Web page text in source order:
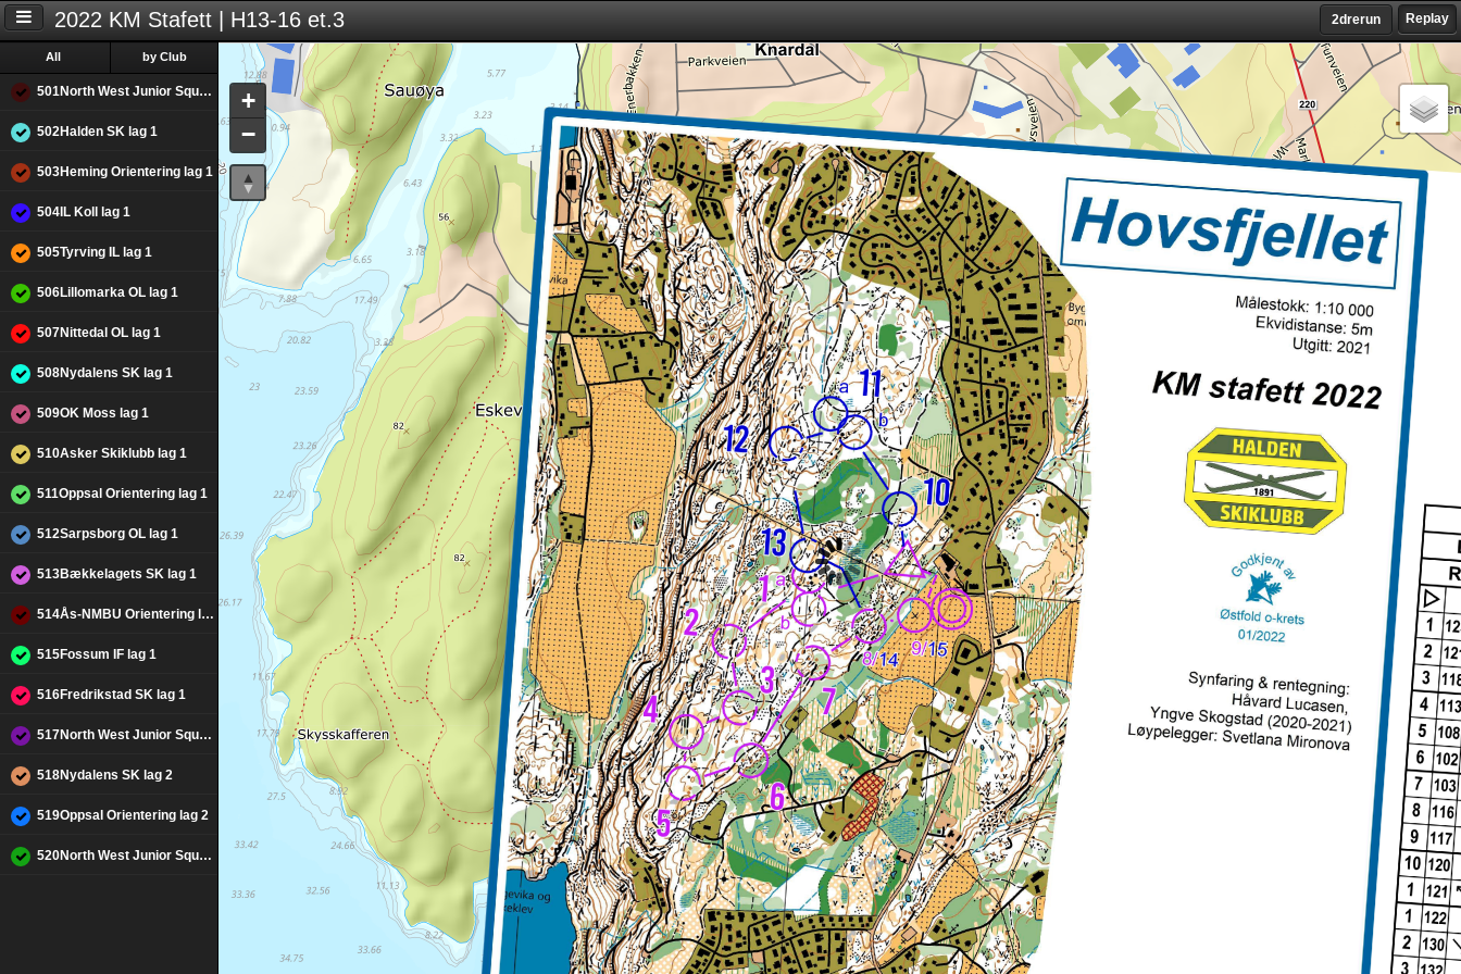
Replay
2drerun
2022 KM Stafett | H13-16 et.3
501North West Junior Squad lag 2
502Halden SK lag 1
503Heming Orientering lag 1
504IL Koll lag 1
505Tyrving IL lag 1
506Lillomarka OL lag 1
507Nittedal OL lag 1
508Nydalens SK lag 1
509OK Moss lag 1
510Asker Skiklubb lag 1
511Oppsal Orientering lag 1
512Sarpsborg OL lag 1
513Bækkelagets SK lag 1
514Ås-NMBU Orientering lag 1
515Fossum IF lag 1
516Fredrikstad SK lag 1
517North West Junior Squad lag 1
518Nydalens SK lag 2
519Oppsal Orientering lag 2
520North West Junior Squad lag 3
All by Club
+
−